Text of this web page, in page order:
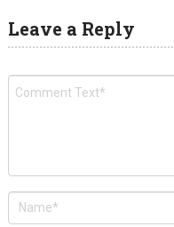
Leave a Reply